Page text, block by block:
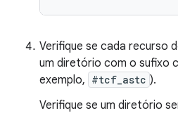
Verifique se cada recurso
um diretório com o sufixo
exemplo, #tcf_astc ).
Verifique se um diretório